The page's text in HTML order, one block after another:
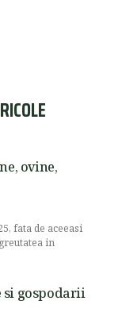
ovine,
fata de aceeasi
in
si gospodarii